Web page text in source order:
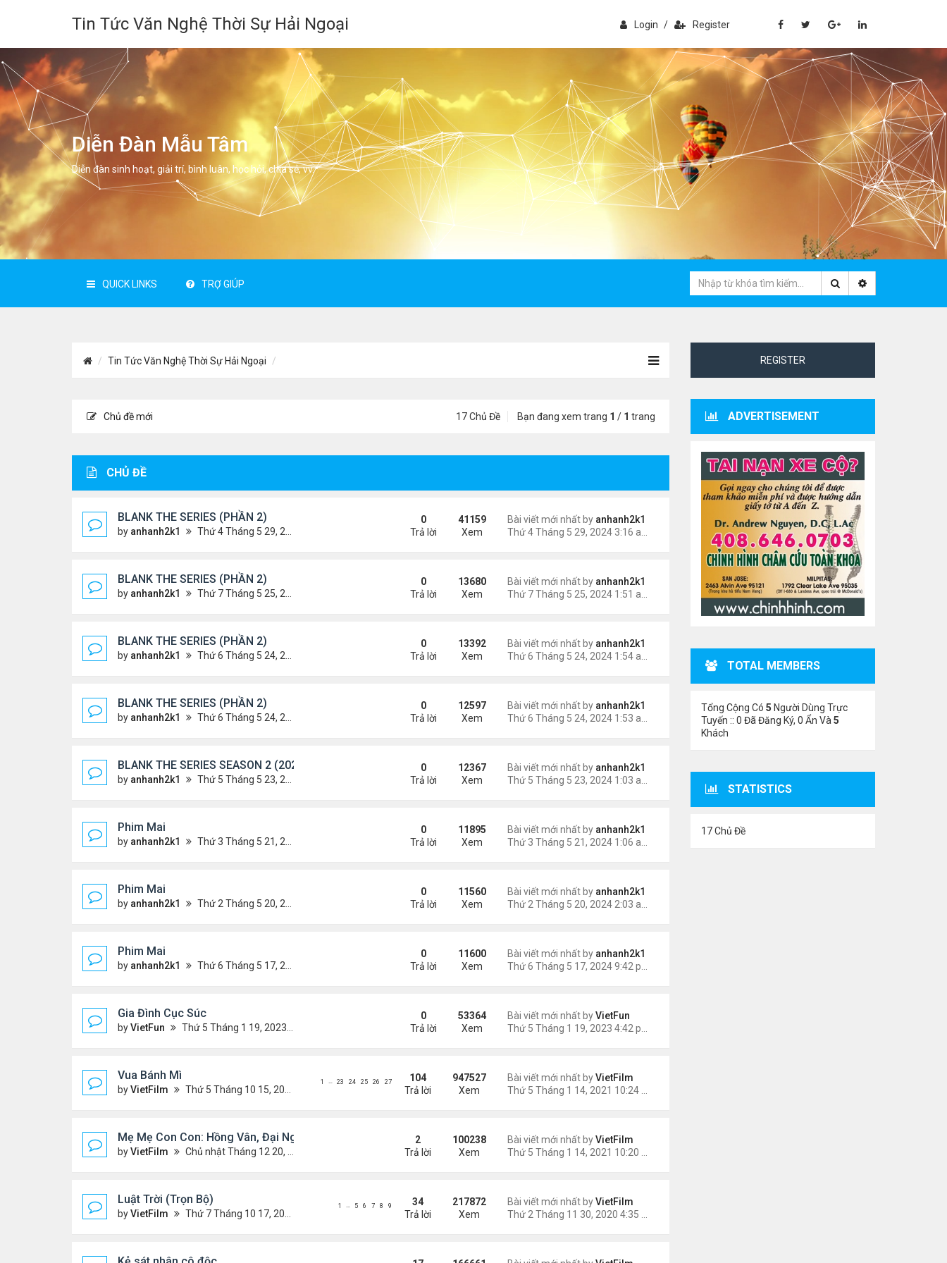
Tin Tức Văn Nghệ Thời Sự Hải Ngoại Login / Register
Diễn Đàn Mẫu Tâm
Diễn đàn sinh hoạt, giải trí, bình luân, học hỏi, chia sẻ, vv.
QUICK LINKS TRỢ GIÚP
Tin Tức Văn Nghệ Thời Sự Hải Ngoại
Chủ đề mới 17 Chủ Đề Bạn đang xem trang 1 / 1 trang
CHỦ ĐỀ
BLANK THE SERIES (PHẦN 2)
by anhanh2k1 Thứ 4 Tháng 5 29, 2024 3:16 am
Bài viết mới nhất by anhanh2k1
0
Trả lời
41159
Xem
BLANK THE SERIES (PHẦN 2)
by anhanh2k1 Thứ 7 Tháng 5 25, 2024 1:51 am
Bài viết mới nhất by anhanh2k1
0
Trả lời
13680
Xem
BLANK THE SERIES (PHẦN 2)
by anhanh2k1 Thứ 6 Tháng 5 24, 2024 1:54 am
Bài viết mới nhất by anhanh2k1
0
Trả lời
13392
Xem
BLANK THE SERIES (PHẦN 2)
by anhanh2k1 Thứ 6 Tháng 5 24, 2024 1:53 am
Bài viết mới nhất by anhanh2k1
0
Trả lời
12597
Xem
BLANK THE SERIES SEASON 2 (2024)
by anhanh2k1 Thứ 5 Tháng 5 23, 2024 1:03 am
Bài viết mới nhất by anhanh2k1
0
Trả lời
12367
Xem
Phim Mai
by anhanh2k1 Thứ 3 Tháng 5 21, 2024 1:06 am
Bài viết mới nhất by anhanh2k1
0
Trả lời
11895
Xem
Phim Mai
by anhanh2k1 Thứ 2 Tháng 5 20, 2024 2:03 am
Bài viết mới nhất by anhanh2k1
0
Trả lời
11560
Xem
Phim Mai
by anhanh2k1 Thứ 6 Tháng 5 17, 2024 9:42 pm
Bài viết mới nhất by anhanh2k1
0
Trả lời
11600
Xem
Gia Đình Cục Súc
byVietFun Thứ 5 Tháng 1 19, 2023 4:42 pm
Bài viết mới nhất byVietFun
0
Trả lời
53364
Xem
Vua Bánh Mì
byVietFilm Thứ 5 Tháng 10 15, 2020 1:26 pm
Bài viết mới nhất byVietFilm
104
Trả lời
947527
Xem
1 … 23 24 25 26 27
Mẹ Mẹ Con Con: Hồng Vân, Đại Nghĩa
byVietFilm Chủ nhật Tháng 12 20, 2020 8:06 pm
Bài viết mới nhất byVietFilm
2
Trả lời
100238
Xem
Luật Trời (Trọn Bộ)
byVietFilm Thứ 7 Tháng 10 17, 2020 9:19 pm
Bài viết mới nhất byVietFilm
34
Trả lời
217872
Xem
1 … 5 6 7 8 9
REGISTER
ADVERTISEMENT
TOTAL MEMBERS
Tổng Cộng Có 5 Người Dùng Trực
Tuyến :: 0 Đã Đăng Ký, 0 Ẩn Và 5
Khách
STATISTICS
17 Chủ Đề